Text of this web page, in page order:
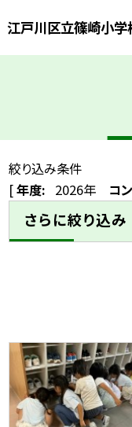
江戸川区立篠崎小学
絞り込み条件
[年度: 2026年 コ
さらに絞り込み